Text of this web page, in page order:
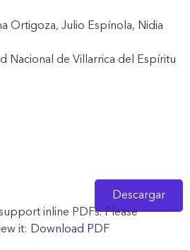
Ortigoza, Julio Espínola, Nidia
Nacional de Villarrica del Espíritu
Descargar
inline PDFs. Please
it: Download PDF